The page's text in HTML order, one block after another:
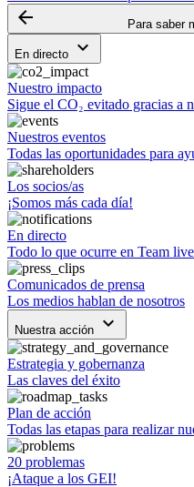
arrow_backward Para saber
En directo keyboard_arrow_down
Nuestro impacto
Sigue el CO₂ evitado gracias a
Nuestros eventos
Todas las oportunidades para
Los socios/as
¡Somos más cada día!
En directo
Todo lo que ocurre en Team live
Comunicados de prensa
Los medios hablan de nosotros
Nuestra acción keyboard_arrow_down
Estrategia y gobernanza
Las claves del éxito
Plan de acción
Todas las etapas para realizar
20 problemas
¡Ataque a los GEI!